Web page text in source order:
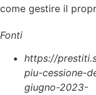
come gestire il
Fonti
https://
piu-cessione-
giugno-2023-